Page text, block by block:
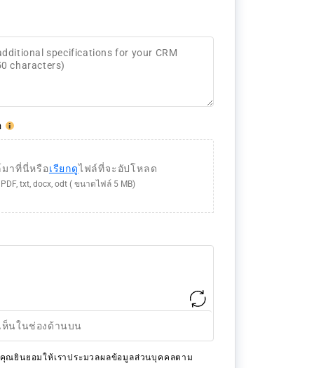
าที่นี่หรือเรียกดูไฟล์ที่จะอัปโหลด
txt, docx, odt ( ขนาดไฟล์ 5 MB)
ณยินยอมให้เราประมวลผลข้อมูลส่วนบุคคลตาม